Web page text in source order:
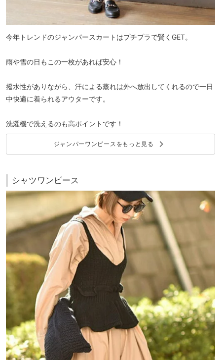
今年トレンドのジャンパースカートはプチプラで賢くGET。
雨や雪の日もこの一枚があれば安心！
撥水性がありながら、汗による蒸れは外へ放出してくれるので一日
中快適に着られるアウターです。
洗濯機で洗えるのも高ポイントです！
ジャンパーワンピースをもっと見る keyboard_arrow_right
シャツワンピース